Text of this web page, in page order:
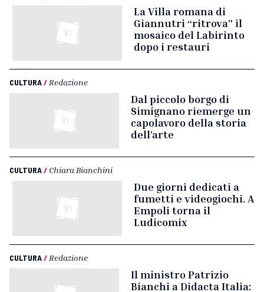
La Villa romana di
Giannutri “ritrova” il
mosaico del Labirinto
dopo i restauri
CULTURA/ Redazione
Dal piccolo borgo di
Simignano riemerge un
capolavoro della storia
dell’arte
CULTURA/ Chiara Bianchini
Due giorni dedicati a
fumetti e videogiochi. A
Empoli torna il
Ludicomix
CULTURA/ Redazione
Il ministro Patrizio
Bianchi a Didacta Italia: